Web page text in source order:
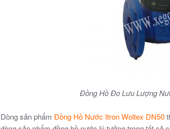
Đồng Hồ Đo Lưu Lượng
Dòng sản phẩmĐồng Hồ Nước Itron Woltex DN50